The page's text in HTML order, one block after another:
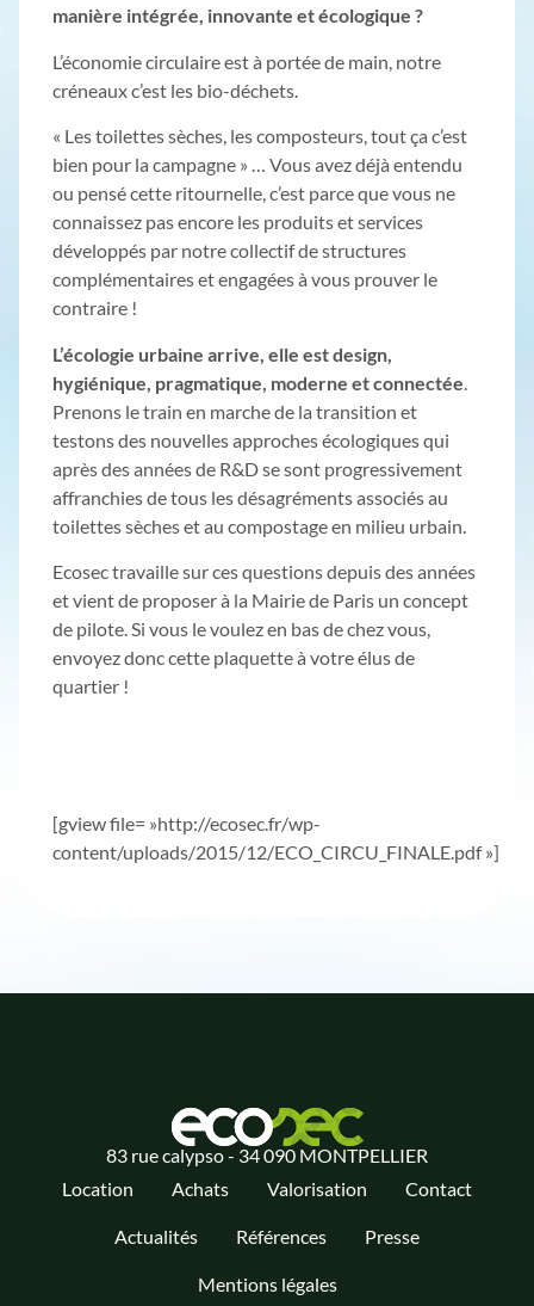
manière intégrée, innovante et écologique ?
L’économie circulaire est à portée de main, notre
créneaux c’est les bio-déchets.
« Les toilettes sèches, les composteurs, tout ça c’est
bien pour la campagne » … Vous avez déjà entendu
ou pensé cette ritournelle, c’est parce que vous ne
connaissez pas encore les produits et services
développés par notre collectif de structures
complémentaires et engagées à vous prouver le
contraire !
L’écologie urbaine arrive, elle est design,
hygiénique, pragmatique, moderne et connectée
Prenons le train en marche de la transition et
testons des nouvelles approches écologiques qui
après des années de R&D se sont progressivement
affranchies de tous les désagréments associés au
toilettes sèches et au compostage en milieu urbain.
Ecosec travaille sur ces questions depuis des années
et vient de proposer à la Mairie de Paris un concept
de pilote. Si vous le voulez en bas de chez vous,
envoyez donc cette plaquette à votre élus de
quartier !
[gview file= »http://ecosec.fr/wp-
content/uploads/2015/12/ECO_CIRCU_FINALE.pdf »]
83 rue calypso - 34 090 MONTPELLIER
Location
Achats Valorisation Contact
Actualités Références Presse
Mentions légales